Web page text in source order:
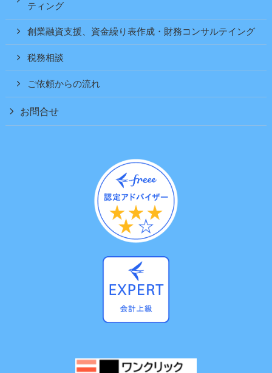
ティング
創業融資支援、資金繰り表作成・財務コンサルテイング
税務相談
ご依頼からの流れ
お問合せ